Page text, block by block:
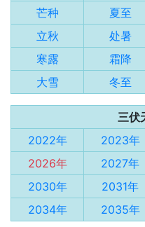
芒种
夏至
立秋
处暑
寒露
霜降
大雪
冬至
三伏
2022年
2023年
2026年
2027年
2030年
2031年
2034年
2035年